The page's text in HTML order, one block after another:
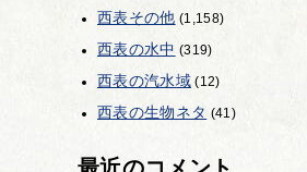
西表その他 (1,158)
西表の水中 (319)
西表の汽水域(12)
西表の生物ネタ (41)